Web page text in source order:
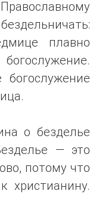
плавно
богослужение
о безделье
— это
потому что
христианину.